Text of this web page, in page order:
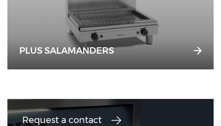
PLUS SALAMANDERS
Request a contact